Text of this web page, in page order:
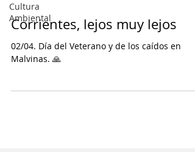
Cultura
Ambiental
Hilda López
Corrientes, lejos muy lejos
Malvinas. 🙏